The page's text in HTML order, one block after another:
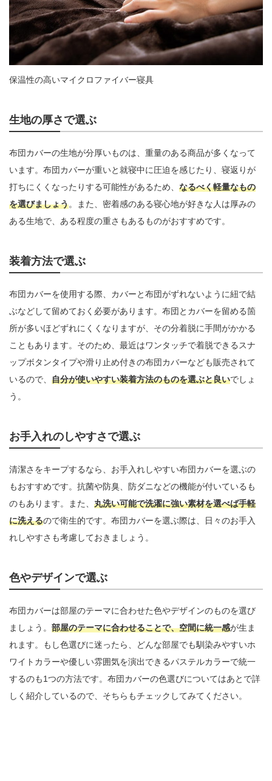
保温性の高いマイクロファイバー寝具
生地の厚さで選ぶ
布団カバーの生地が分厚いものは、重量のある商品が多くなって
います。布団カバーが重いと就寝中に圧迫を感じたり、寝返りが
打ちにくくなったりする可能性があるため、 なるべく軽量なもの
を選びましょう。また、密着感のある寝心地が好きな人は厚みの
ある生地で、ある程度の重さもあるものがおすすめです。
装着方法で選ぶ
布団カバーを使用する際、カバーと布団がずれないように紐で結
ぶなどして留めておく必要があります。布団とカバーを留める箇
所が多いほどずれにくくなりますが、その分着脱に手間がかかる
こともあります。そのため、最近はワンタッチで着脱できるスナ
ップボタンタイプや滑り止め付きの布団カバーなども販売されて
いるので、 自分が使いやすい装着方法のものを選ぶと良いでしょ
う。
お手入れのしやすさで選ぶ
清潔さをキープするなら、お手入れしやすい布団カバーを選ぶの
もおすすめです。抗菌や防臭、防ダニなどの機能が付いているも
のもあります。また、 丸洗い可能で洗濯に強い素材を選べば手軽
に洗えるので衛生的です。布団カバーを選ぶ際は、日々のお手入
れしやすさも考慮しておきましょう。
色やデザインで選ぶ
布団カバーは部屋のテーマに合わせた色やデザインのものを選び
ましょう。 部屋のテーマに合わせることで、空間に統一感が生ま
れます。もし色選びに迷ったら、どんな部屋でも馴染みやすいホ
ワイトカラーや優しい雰囲気を演出できるパステルカラーで統一
するのも1つの方法です。布団カバーの色選びについてはあとで詳
しく紹介しているので、そちらもチェックしてみてください。